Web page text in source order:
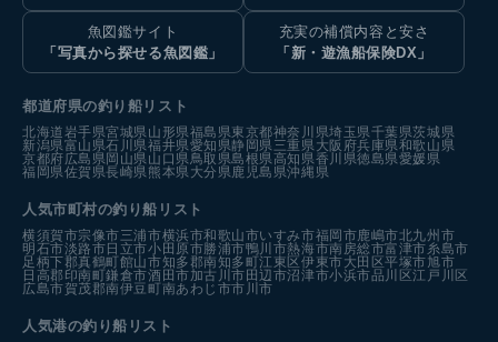
魚図鑑サイト
「写真から探せる魚図鑑」
充実の補償内容と安さ
「新・遊漁船保険DX」
都道府県の釣り船リスト
北海道岩手県宮城県山形県福島県東京都神奈川県埼玉県千葉県茨城県
新潟県富山県石川県福井県愛知県静岡県三重県大阪府兵庫県和歌山県
京都府広島県岡山県山口県鳥取県島根県高知県香川県徳島県愛媛県
福岡県佐賀県長崎県熊本県大分県鹿児島県沖縄県
人気市町村の釣り船リスト
横須賀市宗像市三浦市横浜市和歌山市いすみ市福岡市鹿嶋市北九州市
明石市淡路市日立市小田原市勝浦市鴨川市熱海市南房総市富津市糸島市
足柄下郡真鶴町館山市知多郡南知多町江東区伊東市大田区平塚市旭市
日高郡印南町鎌倉市酒田市加古川市田辺市沼津市小浜市品川区江戸川区
広島市賀茂郡南伊豆町南あわじ市市川市
人気港の釣り船リスト